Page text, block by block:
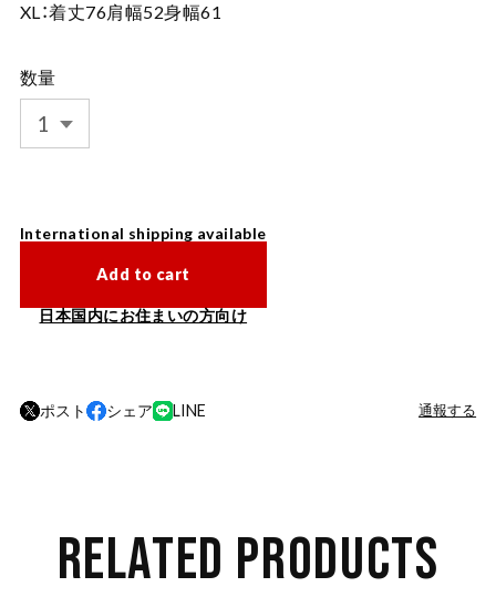
XL：着丈76肩幅52身幅61
数量
International shipping available
Add to cart
日本国内にお住まいの方向け
ポスト シェア LINE 通報する
RELATED PRODUCTS